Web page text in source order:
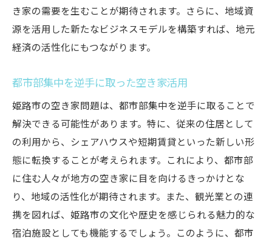
き家の需要を生むことが期待されます。さらに、地域資
源を活用した新たなビジネスモデルを構築すれば、地元
経済の活性化にもつながります。
都市部集中を逆手に取った空き家活用
姫路市の空き家問題は、都市部集中を逆手に取ることで
解決できる可能性があります。特に、従来の住居として
の利用から、シェアハウスや短期賃貸といった新しい形
態に転換することが考えられます。これにより、都市部
に住む人々が地方の空き家に目を向けるきっかけとな
り、地域の活性化が期待されます。また、観光業との連
携を図れば、姫路市の文化や歴史を感じられる魅力的な
宿泊施設としても機能するでしょう。このように、都市